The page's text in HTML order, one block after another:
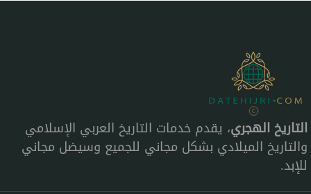
التاريخ الهجري، يقدم خدمات التاريخ العربي الإسلامي
والتاريخ الميلادي بشكل مجاني للجميع وسيضل مجاني
للإبد.